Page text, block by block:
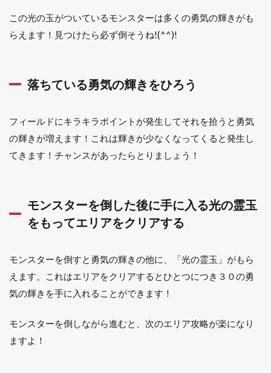
この光の玉がついているモンスターは多くの勇気の輝きがも
らえます！見つけたら必ず倒そうね!(^^)!
落ちている勇気の輝きをひろう
フィールドにキラキラポイントが発生してそれを拾うと勇気
の輝きが増えます！これは輝きが少なくなってくると発生し
てきます！チャンスがあったらとりましょう！
モンスターを倒した後に手に入る光の霊玉
をもってエリアをクリアする
モンスターを倒すと勇気の輝きの他に、「光の霊玉」がもら
えます。これはエリアをクリアするとひとつにつき３０の勇
気の輝きを手に入れることができます！
モンスターを倒しながら進むと、次のエリア攻略が楽になり
ますよ！